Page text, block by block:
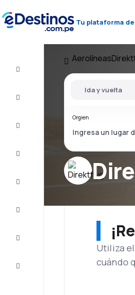
Tu plataforma
Completa
Aerolíneas
Ida y vuelta
Orgien
Utiliza
cuándo